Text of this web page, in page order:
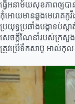
ធ្វើអនាម័យសុខភាពឲ្យបា
កុំអោយមានឆ្លងមេរោគកូ
ប្រយុទ្ធប្រឆាំងបង្កាទប់ស្ក
សេចក្ដីណែនាំរបស់ក្រសួ
ត្រូវប្រើទឹកសាប៊ូ អាល់កុ